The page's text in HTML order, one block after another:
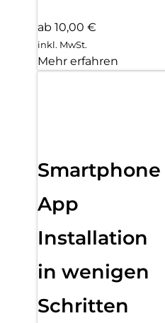
ab 10,00 €
inkl. MwSt.
Mehr erfahren
Smartphone
App
Installation
in wenigen
Schritten